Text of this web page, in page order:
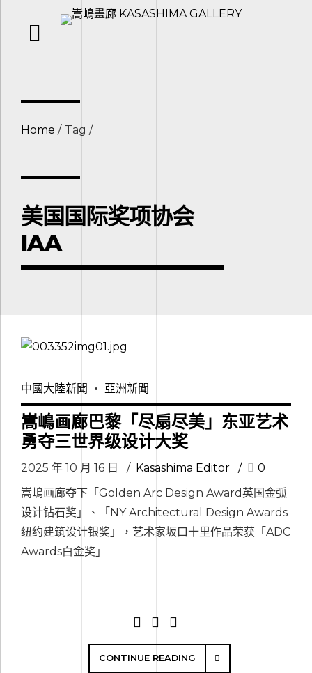
Home Tag
美国国际奖项协会
IAA
中國大陸新聞 亞洲新聞
嵩嶋画廊巴黎「尽扇尽美」东亚艺术
勇夺三世界级设计大奖
2025 年 10 月 16 日 Kasashima Editor
0
嵩嶋画廊夺下「Golden Arc Design Award英国金弧
设计钻石奖」、「NY Architectural Design Awards
纽约建筑设计银奖」，艺术家坂口十里作品荣获「ADC
Awards白金奖」
CONTINUE READING